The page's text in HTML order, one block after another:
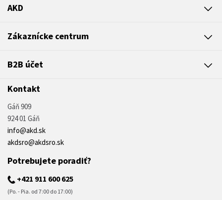
AKD
Zákaznícke centrum
B2B účet
Kontakt
Gáň 909
924 01 Gáň
info@akd.sk
akdsro@akdsro.sk
Potrebujete poradiť?
+421 911 600 625
(Po. - Pia. od 7:00 do 17:00)